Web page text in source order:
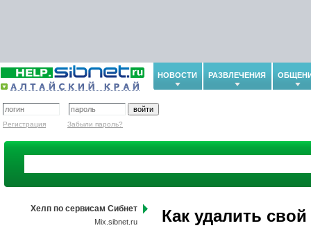
НОВОСТИ РАЗВЛЕЧЕНИЯ
Регистрация Забыли пароль?
Хелп по сервисам Сибнет
Mix.sibnet.ru
Как удалить